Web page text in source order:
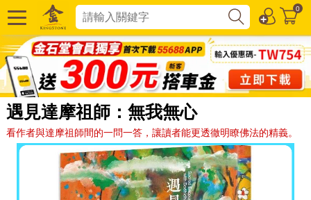
0
遇見達摩祖師：無我無心
看作者與達摩祖師間的一問一答，讓讀者能更透徹明瞭佛法的精義。